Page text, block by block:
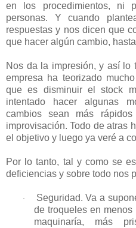
en los procedimientos, ni
personas. Y cuando
respuestas y nos dicen que
que hacer algún cambio,
Nos da la impresión, y así lo
empresa ha teorizado
que es disminuir el stock
intentado hacer algunas
cambios sean más
improvisación. Todo de atras
el objetivo y luego ya veré a
Por lo tanto, tal y como se
deficiencias y sobre todo nos
·
Seguridad. Va a
de troqueles en
maquinaría, más